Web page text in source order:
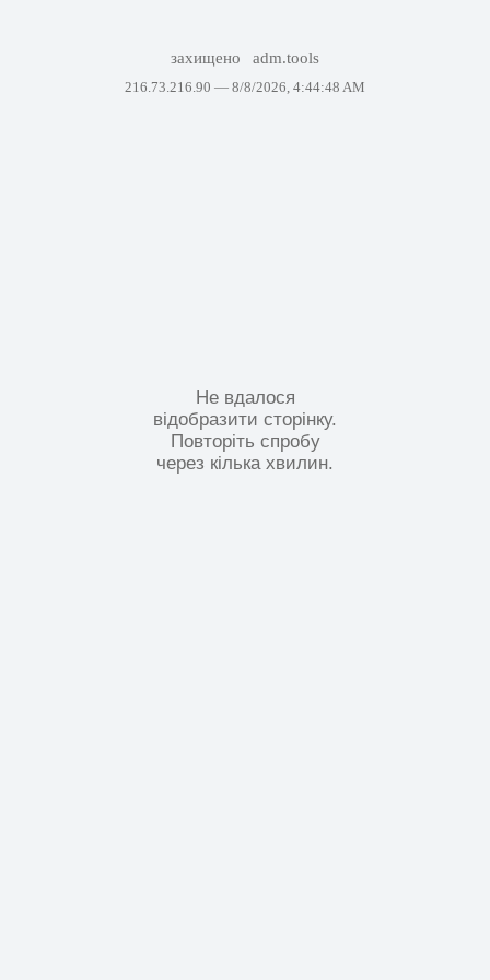
захищено adm.tools
216.73.216.90 — 8/8/2026, 4:44:48 AM
Не вдалося
відобразити сторінку.
Повторіть спробу
через кілька хвилин.